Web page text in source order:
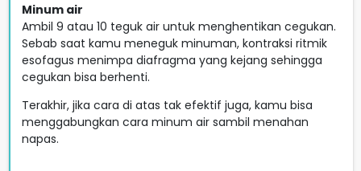
Minum air
Ambil 9 atau 10 teguk air untuk menghentikan cegukan.
Sebab saat kamu meneguk minuman, kontraksi ritmik
esofagus menimpa diafragma yang kejang sehingga
cegukan bisa berhenti.
Terakhir, jika cara di atas tak efektif juga, kamu bisa
menggabungkan cara minum air sambil menahan
napas.